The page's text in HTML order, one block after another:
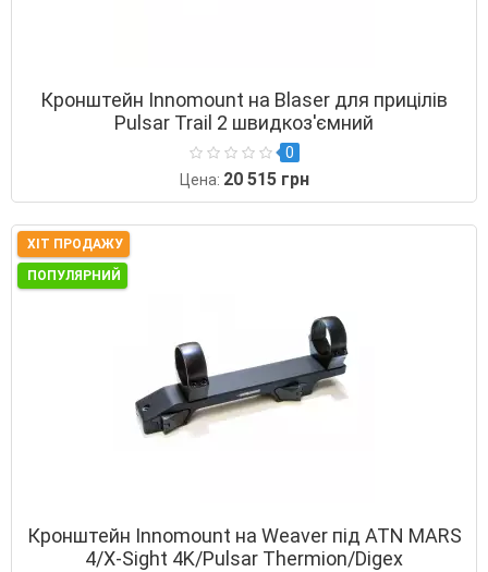
Кронштейн Innomount на Blaser для прицілів
Pulsar Trail 2 швидкоз'ємний
0
Цена: 20 515 грн
ХІТ ПРОДАЖУ
ПОПУЛЯРНИЙ
Кронштейн Innomount на Weaver під ATN MARS
4/X-Sight 4K/Pulsar Thermion/Digex